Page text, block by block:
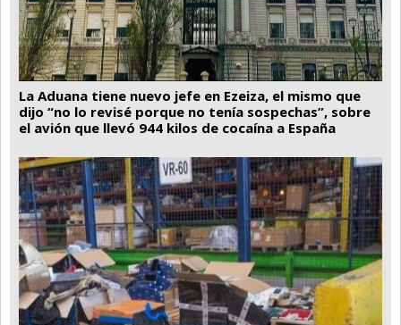
La Aduana tiene nuevo jefe en Ezeiza, el mismo que
dijo “no lo revisé porque no tenía sospechas”, sobre
el avión que llevó 944 kilos de cocaína a España